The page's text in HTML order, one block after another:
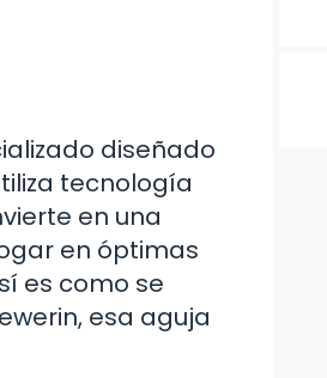
diseñado
tecnología
en una
en óptimas
es como se
esa aguja